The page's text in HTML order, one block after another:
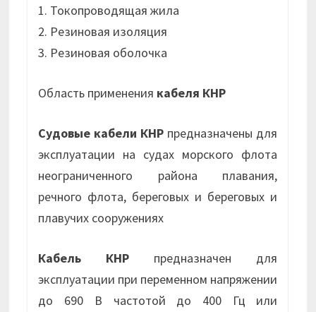
1. Токопроводящая жила
2. Резиновая изоляция
3. Резиновая оболочка
Область применения кабеля КНР
Судовые кабели КНР предназначены для
эксплуатации на судах морского флота
неограниченного района плавания,
речного флота, береговых и береговых и
плавучих сооружениях
Кабель КНР предназначен для
эксплуатации при переменном напряжении
до 690 В частотой до 400 Гц или